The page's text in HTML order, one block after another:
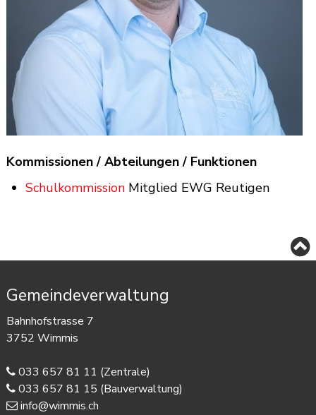
Kommissionen / Abteilungen / Funktionen
Schulkommission Mitglied EWG Reutigen
Footer
Gemeindeverwaltung
Bahnhofstrasse 7
3752 Wimmis
033 657 81 11 (Zentrale)
033 657 81 15 (Bauverwaltung)
info@wimmis.ch